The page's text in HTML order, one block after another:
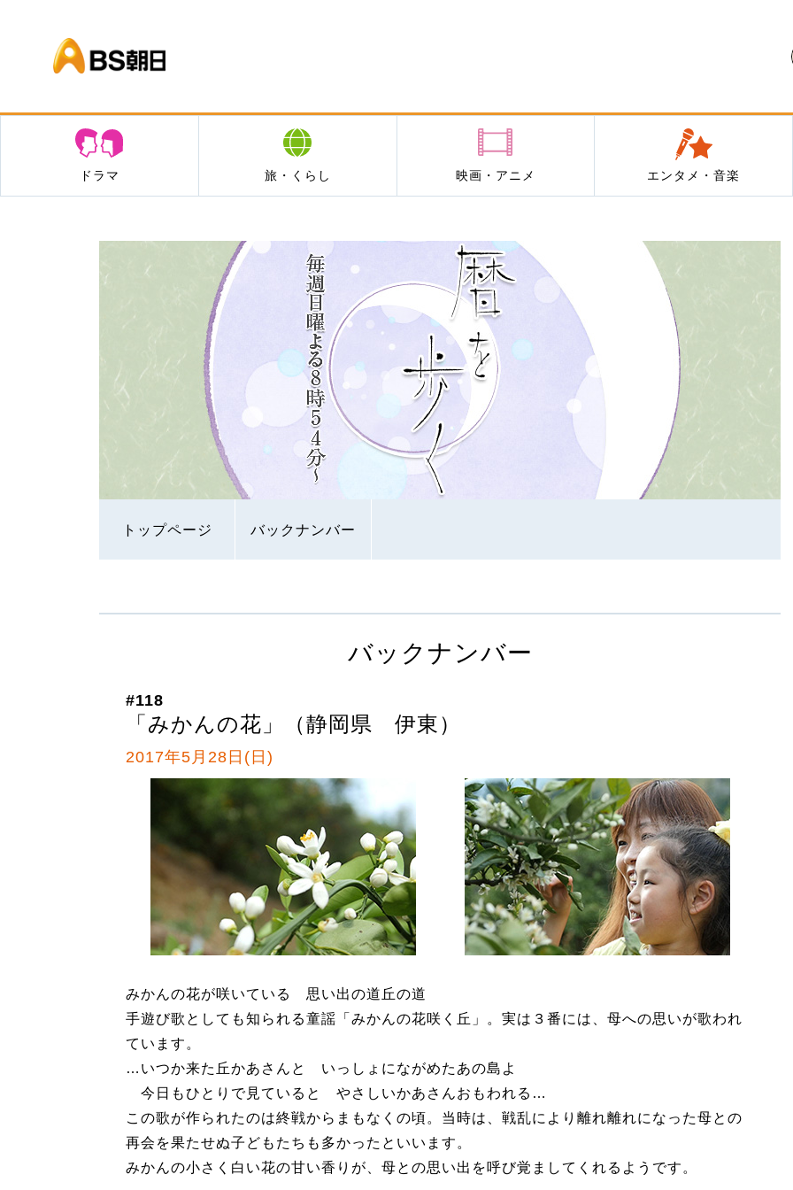
ドラマ 旅・くらし 映画・アニメ エンタメ・音楽
トップページ バックナンバー
バックナンバー
#118
「みかんの花」（静岡県 伊東）
2017年5月28日(日)
みかんの花が咲いている 思い出の道丘の道
手遊び歌としても知られる童謡「みかんの花咲く丘」。実は３番には、母への思いが歌われ
ています。
…いつか来た丘かあさんと いっしょにながめたあの島よ
今日もひとりで見ていると やさしいかあさんおもわれる…
この歌が作られたのは終戦からまもなくの頃。当時は、戦乱により離れ離れになった母との
再会を果たせぬ子どもたちも多かったといいます。
みかんの小さく白い花の甘い香りが、母との思い出を呼び覚ましてくれるようです。